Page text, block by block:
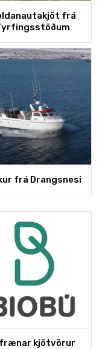
frá
frá Drangsnesi
kjötvörur